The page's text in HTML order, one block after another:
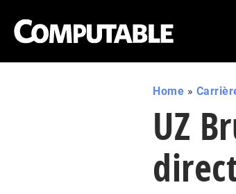
Home »
UZ